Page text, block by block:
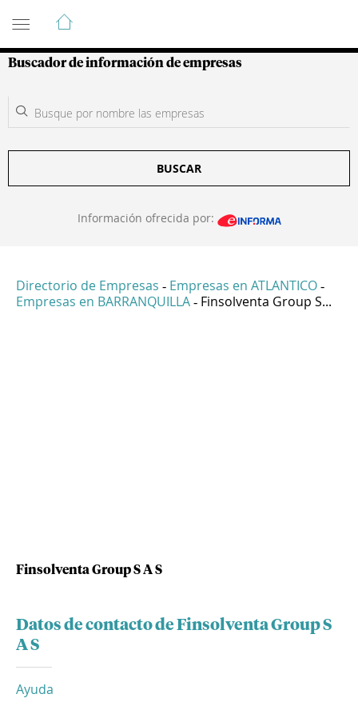
Guía de Empresas Colombianas
Buscador de información de empresas
BUSCAR
Información ofrecida por:
Directorio de Empresas - Empresas en ATLANTICO -
Empresas en BARRANQUILLA - Finsolventa Group S...
Finsolventa Group S A S
Datos de contacto de Finsolventa Group S
A S
Ayuda